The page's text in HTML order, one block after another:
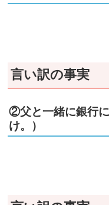
言い訳の事実
②父と一緒に銀行
け。）